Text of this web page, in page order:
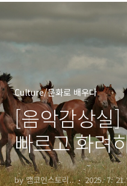
Culture/문화로 배우다
[음악감상실
빠르고 화려
음악
by 앰코인스토리.. 2025. 7. 21.